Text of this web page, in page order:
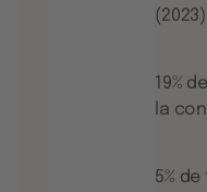
(2023)
19%
la
5%